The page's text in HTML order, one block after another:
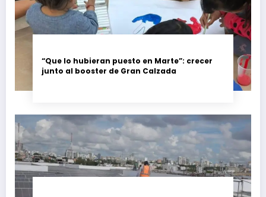
“Que lo hubieran puesto en Marte”: crecer
junto al booster de Gran Calzada